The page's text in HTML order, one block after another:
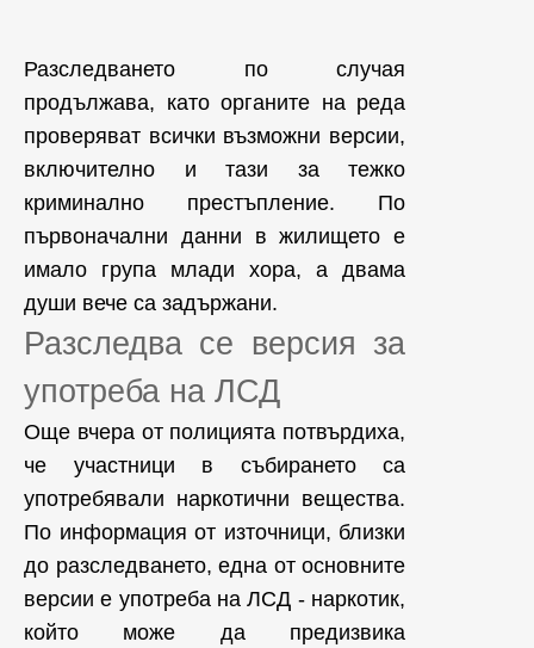
Разследването по случая
продължава, като органите на реда
проверяват всички възможни версии,
включително и тази за тежко
криминално престъпление. По
първоначални данни в жилището е
имало група млади хора, а двама
души вече са задържани.
Разследва се версия за
употреба на ЛСД
Още вчера от полицията потвърдиха,
че участници в събирането са
употребявали наркотични вещества.
По информация от източници, близки
до разследването, една от основните
версии е употреба на ЛСД - наркотик,
който може да предизвика